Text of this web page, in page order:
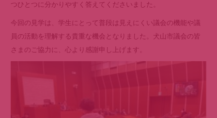
つひとつに分かりやすく答えてくださいました。
今回の見学は、学生にとって普段は見えにくい議会の機能や議
員の活動を理解する貴重な機会となりました。犬山市議会の皆
さまのご協力に、心より感謝申し上げます。